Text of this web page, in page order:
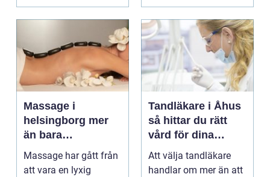
Massage i
helsingborg mer
än bara
avkoppling
Massage har gått från
att vara en lyxig
Tandläkare i Åhus
så hittar du rätt
vård för dina
tänder
Att välja tandläkare
handlar om mer än att